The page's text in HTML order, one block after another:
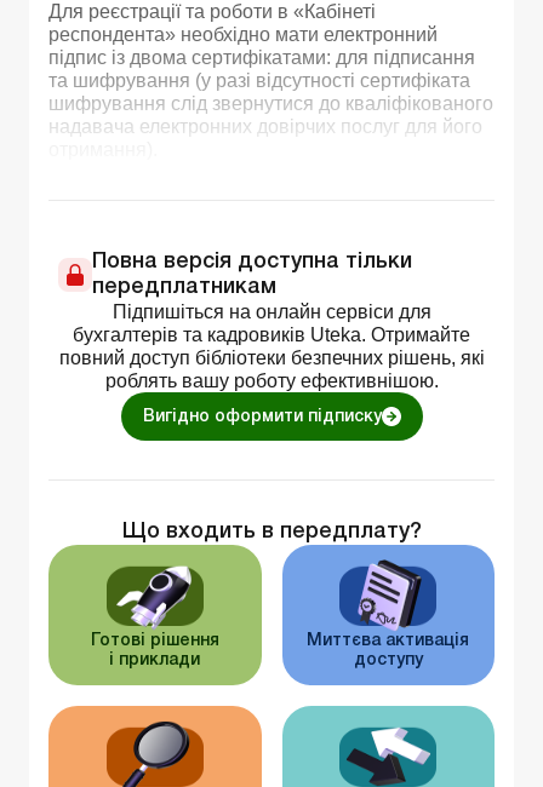
Для реєстрації та роботи в «Кабінеті
респондента» необхідно мати електронний
підпис із двома сертифікатами: для підписання
та шифрування (у разі відсутності сертифіката
шифрування слід звернутися до кваліфікованого
надавача електронних довірчих послуг для його
Повна версія доступна тільки
передплатникам
Підпишіться на онлайн сервіси для
бухгалтерів та кадровиків Uteka. Отримайте
повний доступ бібліотеки безпечних рішень, які
роблять вашу роботу ефективнішою.
Вигідно оформити підписку
Що входить в передплату?
Готові рішення
і приклади
Миттєва активація
доступу